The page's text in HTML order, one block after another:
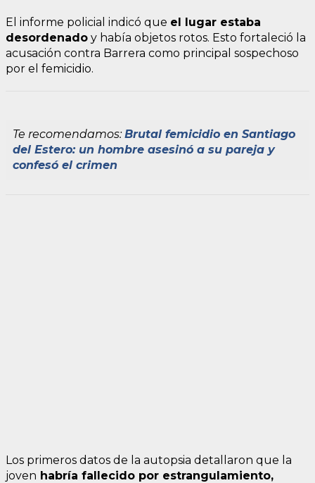
El informe policial indicó que el lugar estaba
desordenado y había objetos rotos. Esto fortaleció la
acusación contra Barrera como principal sospechoso
por el femicidio.
Te recomendamos:Brutal femicidio en Santiago
del Estero: un hombre asesinó a su pareja y
confesó el crimen
Los primeros datos de la autopsia detallaron que la
joven habría fallecido por estrangulamiento,